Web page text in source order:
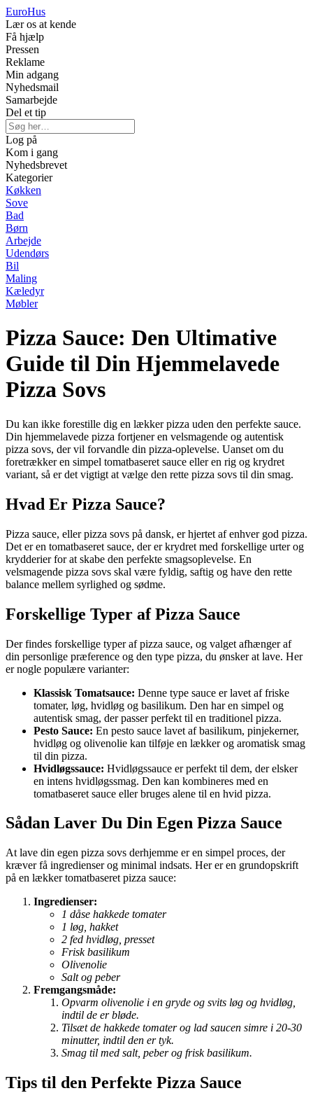
EuroHus
Lær os at kende
Få hjælp
Pressen
Reklame
Min adgang
Nyhedsmail
Samarbejde
Del et tip
Log på
Kom i gang
Nyhedsbrevet
Kategorier
Køkken
Sove
Bad
Børn
Arbejde
Udendørs
Bil
Maling
Kæledyr
Møbler
Pizza Sauce: Den Ultimative
Guide til Din Hjemmelavede
Pizza Sovs
Du kan ikke forestille dig en lækker pizza uden den perfekte sauce.
Din hjemmelavede pizza fortjener en velsmagende og autentisk
pizza sovs, der vil forvandle din pizza-oplevelse. Uanset om du
foretrækker en simpel tomatbaseret sauce eller en rig og krydret
variant, så er det vigtigt at vælge den rette pizza sovs til din smag.
Hvad Er Pizza Sauce?
Pizza sauce, eller pizza sovs på dansk, er hjertet af enhver god pizza.
Det er en tomatbaseret sauce, der er krydret med forskellige urter og
krydderier for at skabe den perfekte smagsoplevelse. En
velsmagende pizza sovs skal være fyldig, saftig og have den rette
balance mellem syrlighed og sødme.
Forskellige Typer af Pizza Sauce
Der findes forskellige typer af pizza sauce, og valget afhænger af
din personlige præference og den type pizza, du ønsker at lave. Her
er nogle populære varianter:
Klassisk Tomatsauce: Denne type sauce er lavet af friske
tomater, løg, hvidløg og basilikum. Den har en simpel og
autentisk smag, der passer perfekt til en traditionel pizza.
Pesto Sauce: En pesto sauce lavet af basilikum, pinjekerner,
hvidløg og olivenolie kan tilføje en lækker og aromatisk smag
til din pizza.
Hvidløgssauce: Hvidløgssauce er perfekt til dem, der elsker
en intens hvidløgssmag. Den kan kombineres med en
tomatbaseret sauce eller bruges alene til en hvid pizza.
Sådan Laver Du Din Egen Pizza Sauce
At lave din egen pizza sovs derhjemme er en simpel proces, der
kræver få ingredienser og minimal indsats. Her er en grundopskrift
på en lækker tomatbaseret pizza sauce:
Ingredienser:
1 dåse hakkede tomater
1 løg, hakket
2 fed hvidløg, presset
Frisk basilikum
Olivenolie
Salt og peber
Fremgangsmåde:
Opvarm olivenolie i en gryde og svits løg og hvidløg,
indtil de er bløde.
Tilsæt de hakkede tomater og lad saucen simre i 20-30
minutter, indtil den er tyk.
Smag til med salt, peber og frisk basilikum.
Tips til den Perfekte Pizza Sauce